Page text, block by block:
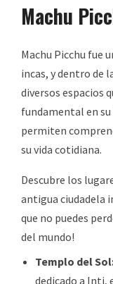
Machu
Machu Picchu fue
incas, y dentro de
diversos espacios
fundamental en su
permiten
su vida cotidiana.
Descubre los
antigua ciudadela
que no puedes
del mundo!
Templo del
dedicado a Inti,